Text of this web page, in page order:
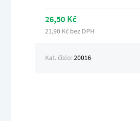
26,50 Kč
21,90 Kč bez DPH
Kat. číslo:20016